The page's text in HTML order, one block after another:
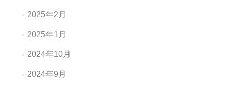
2025年2月
2025年1月
2024年10月
2024年9月